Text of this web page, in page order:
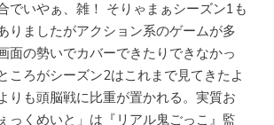
でいやぁ、雑！ そりゃまぁシーズン1も
りましたがアクション系のゲームが多
面の勢いでカバーできたりできなかっ
ころがシーズン2はこれまで見てきたよ
りも頭脳戦に比重が置かれる。実質お
っくめいと」は『リアル鬼ごっこ』監